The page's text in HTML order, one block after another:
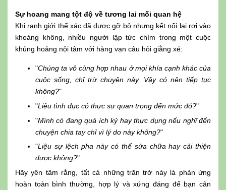
Sự hoang mang tột độ về tương lai mối quan hệ
Khi ranh giới thể xác đã được gỡ bỏ nhưng kết nối lại rơi vào
khoảng không, nhiều người lập tức chìm trong một cuộc
khủng hoảng nội tâm với hàng vạn câu hỏi giằng xé:
"Chúng ta vô cùng hợp nhau ở mọi khía cạnh khác của
cuộc sống, chỉ trừ chuyện này. Vậy có nên tiếp tục
không?"
"Liệu tình dục có thực sự quan trọng đến mức đó?"
"Mình có đang quá ích kỷ hay thực dụng nếu nghĩ đến
chuyện chia tay chỉ vì lý do này không?"
"Liệu sự lệch pha này có thể sửa chữa hay cải thiện
được không?"
Hãy yên tâm rằng, tất cả những trăn trở này là phản ứng
hoàn toàn bình thường, hợp lý và xứng đáng để bạn cân